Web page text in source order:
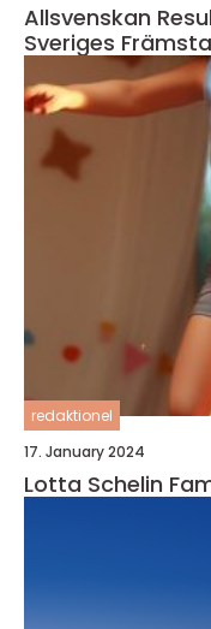
Allsvenskan
Sveriges
redaktionel
17. January 2024
Lotta Schelin